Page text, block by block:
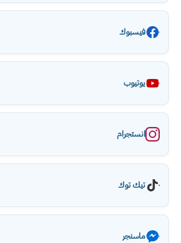
فيسبوك
يوتيوب
انستجرام
تيك توك
ماسنجر